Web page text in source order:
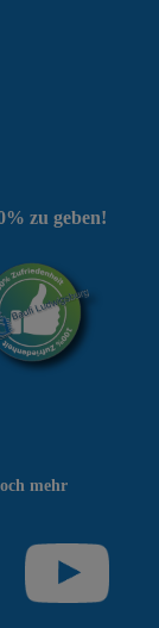
mehr
zu geben!